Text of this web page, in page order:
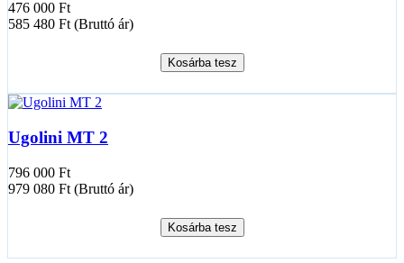
476 000 Ft
585 480 Ft (Bruttó ár)
Kosárba tesz
Ugolini MT 2
796 000 Ft
979 080 Ft (Bruttó ár)
Kosárba tesz